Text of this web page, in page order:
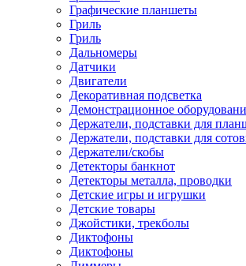
Графические планшеты
Гриль
Гриль
Дальномеры
Датчики
Двигатели
Декоративная подсветка
Демонстрационное
Держатели, подставки для
Держатели, подставки для
Держатели/скобы
Детекторы банкнот
Детекторы металла, проводки
Детские игры и игрушки
Детские товары
Джойстики, трекболы
Диктофоны
Диктофоны